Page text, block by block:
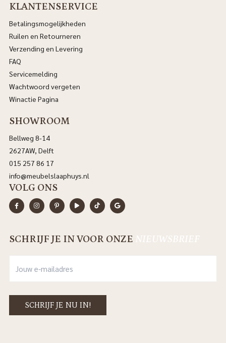
KLANTENSERVICE
Betalingsmogelijkheden
Ruilen en Retourneren
Verzending en Levering
FAQ
Servicemelding
Wachtwoord vergeten
Winactie Pagina
SHOWROOM
Bellweg 8-14
2627AW, Delft
015 257 86 17
info@meubelslaaphuys.nl
VOLG ONS
SCHRIJF JE IN VOOR ONZE NIEUWSBRIEF